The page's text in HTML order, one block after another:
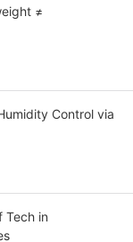
≠
Control via
Tech in